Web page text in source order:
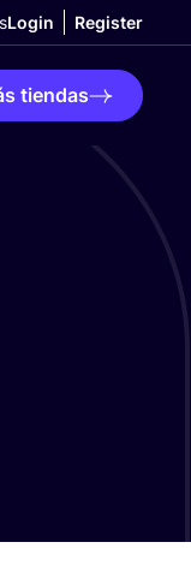
Login Register
tiendas